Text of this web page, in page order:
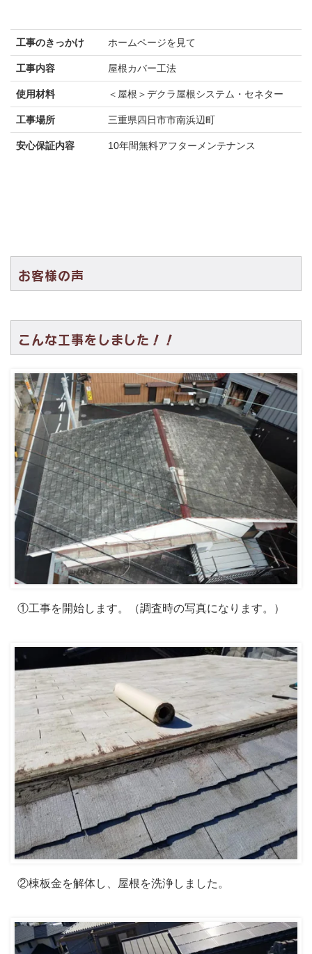
工事のきっかけ ホームページを見て
工事内容 屋根カバー工法
使用材料 ＜屋根＞デクラ屋根システム・セネター
工事場所 三重県四日市市南浜辺町
安心保証内容 10年間無料アフターメンテナンス
お客様の声
こんな工事をしました！！
①工事を開始します。（調査時の写真になります。）
②棟板金を解体し、屋根を洗浄しました。